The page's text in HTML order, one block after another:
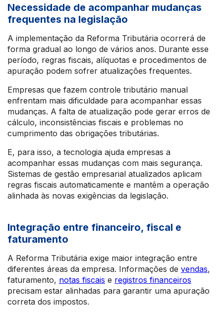
Necessidade de acompanhar mudanças
frequentes na legislação
A implementação da Reforma Tributária ocorrerá de
forma gradual ao longo de vários anos. Durante esse
período, regras fiscais, alíquotas e procedimentos de
apuração podem sofrer atualizações frequentes.
Empresas que fazem controle tributário manual
enfrentam mais dificuldade para acompanhar essas
mudanças. A falta de atualização pode gerar erros de
cálculo, inconsistências fiscais e problemas no
cumprimento das obrigações tributárias.
E, para isso, a tecnologia ajuda empresas a
acompanhar essas mudanças com mais segurança.
Sistemas de gestão empresarial atualizados aplicam
regras fiscais automaticamente e mantêm a operação
alinhada às novas exigências da legislação.
Integração entre financeiro, fiscal e
faturamento
A Reforma Tributária exige maior integração entre
diferentes áreas da empresa. Informações de vendas,
faturamento, notas fiscais e registros financeiros
precisam estar alinhadas para garantir uma apuração
correta dos impostos.